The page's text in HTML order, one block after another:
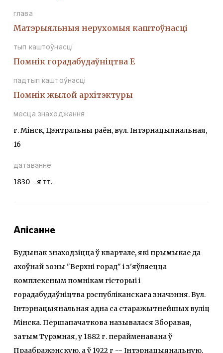
глава
Матэрыяльныя нерухомыя каштоўнасці
тып каштоўнасці
Помнiк горадабудаўнiцтва Е
падтып каштоўнасці
Помнiк жылой архiтэктуры
месца знаходжання
г. Мінск, Цэнтральны раён, вул. Інтэрнацыянальная,
16
датаванне
1830 - я гг.
Апісанне
Будынак знаходзіцца ў квартале, які прымыкае да
ахоўнай зоны "Верхні горад" і з'яўляецца
комплексным помнікам гісторыі і
горадабудаўніцтва рэспубліканскага значэння. Вул.
Інтэрнацыянальная адна са старажытнейшых вуліц
Мінска. Першапачаткова называлася Зборавая,
затым Турэмная, у 1882 г. перайменавана ў
Праабражэнскую, а ў 1922 г -- Інтэрнацыянальную.